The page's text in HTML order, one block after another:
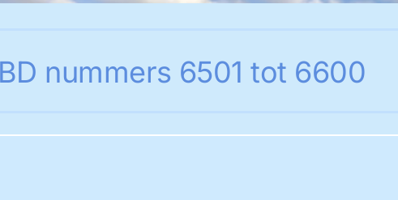
BD nummers 6501 tot 6600